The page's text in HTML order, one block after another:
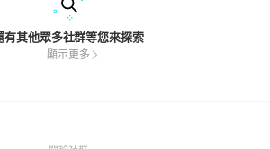
有其他眾多社群等您來探索
顯示更多